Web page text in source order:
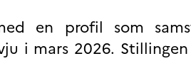
en profil som
i mars 2026.